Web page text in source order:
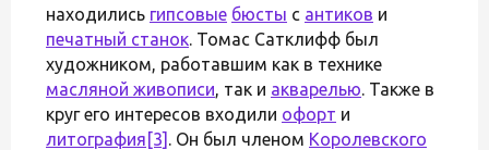
находились гипсовые бюсты с антиков и
печатный станок. Томас Сатклифф был
художником, работавшим как в технике
масляной живописи, так и акварелью. Также в
круг его интересов входили офорт и
литография [3] . Он был членом Королевского